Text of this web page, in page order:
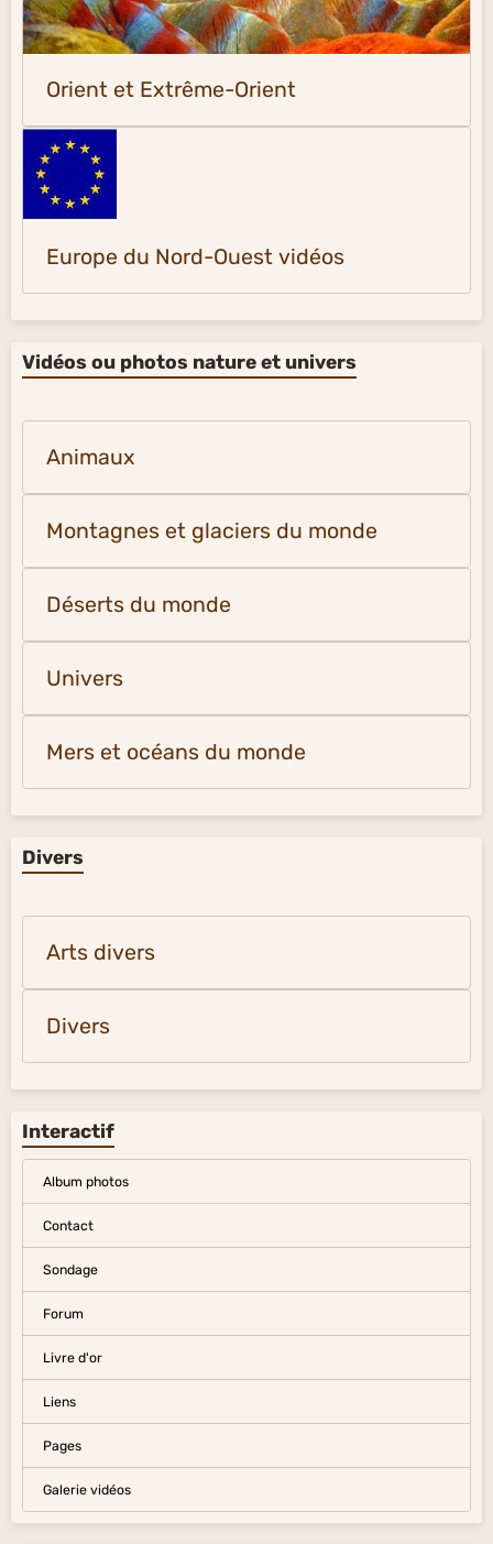
Orient et Extrême-Orient
Europe du Nord-Ouest vidéos
Vidéos ou photos nature et univers
Animaux
Montagnes et glaciers du monde
Déserts du monde
Univers
Mers et océans du monde
Divers
Arts divers
Divers
Interactif
Album photos
Contact
Sondage
Forum
Livre d'or
Liens
Pages
Galerie vidéos